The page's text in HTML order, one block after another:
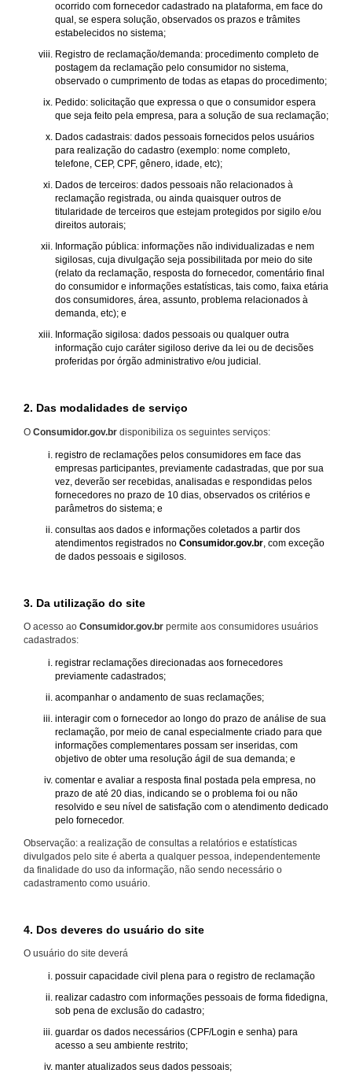
ocorrido com fornecedor cadastrado na plataforma, em face do
qual, se espera solução, observados os prazos e trâmites
estabelecidos no sistema;
Registro de reclamação/demanda: procedimento completo de
postagem da reclamação pelo consumidor no sistema,
observado o cumprimento de todas as etapas do procedimento;
Pedido: solicitação que expressa o que o consumidor espera
que seja feito pela empresa, para a solução de sua reclamação;
Dados cadastrais: dados pessoais fornecidos pelos usuários
para realização do cadastro (exemplo: nome completo,
telefone, CEP, CPF, gênero, idade, etc);
Dados de terceiros: dados pessoais não relacionados à
reclamação registrada, ou ainda quaisquer outros de
titularidade de terceiros que estejam protegidos por sigilo e/ou
direitos autorais;
Informação pública: informações não individualizadas e nem
sigilosas, cuja divulgação seja possibilitada por meio do site
(relato da reclamação, resposta do fornecedor, comentário final
do consumidor e informações estatísticas, tais como, faixa etária
dos consumidores, área, assunto, problema relacionados à
demanda, etc); e
Informação sigilosa: dados pessoais ou qualquer outra
informação cujo caráter sigiloso derive da lei ou de decisões
proferidas por órgão administrativo e/ou judicial.
2. Das modalidades de serviço
O Consumidor.gov.br disponibiliza os seguintes serviços:
registro de reclamações pelos consumidores em face das
empresas participantes, previamente cadastradas, que por sua
vez, deverão ser recebidas, analisadas e respondidas pelos
fornecedores no prazo de 10 dias, observados os critérios e
parâmetros do sistema; e
consultas aos dados e informações coletados a partir dos
atendimentos registrados no Consumidor.gov.br , com exceção
de dados pessoais e sigilosos.
3. Da utilização do site
O acesso ao Consumidor.gov.br permite aos consumidores usuários
cadastrados:
registrar reclamações direcionadas aos fornecedores
previamente cadastrados;
acompanhar o andamento de suas reclamações;
interagir com o fornecedor ao longo do prazo de análise de sua
reclamação, por meio de canal especialmente criado para que
informações complementares possam ser inseridas, com
objetivo de obter uma resolução ágil de sua demanda; e
comentar e avaliar a resposta final postada pela empresa, no
prazo de até 20 dias, indicando se o problema foi ou não
resolvido e seu nível de satisfação com o atendimento dedicado
pelo fornecedor.
Observação: a realização de consultas a relatórios e estatísticas
divulgados pelo site é aberta a qualquer pessoa, independentemente
da finalidade do uso da informação, não sendo necessário o
cadastramento como usuário.
4. Dos deveres do usuário do site
O usuário do site deverá
possuir capacidade civil plena para o registro de reclamação
realizar cadastro com informações pessoais de forma fidedigna,
sob pena de exclusão do cadastro;
guardar os dados necessários (CPF/Login e senha) para
acesso a seu ambiente restrito;
manter atualizados seus dados pessoais;